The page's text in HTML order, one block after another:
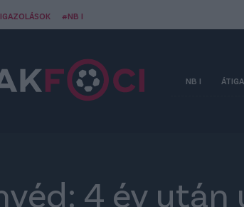
#NB I
NB I
4 év